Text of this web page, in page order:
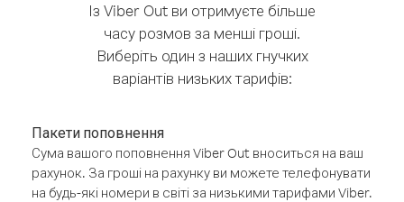
Із Viber Out ви отримуєте більше
часу розмов за менші гроші.
Виберіть один з наших гнучких
варіантів низьких тарифів:
Пакети поповнення
Сума вашого поповнення Viber Out вноситься на ваш
рахунок. За гроші на рахунку ви можете телефонувати
на будь-які номери в світі за низькими тарифами Viber.